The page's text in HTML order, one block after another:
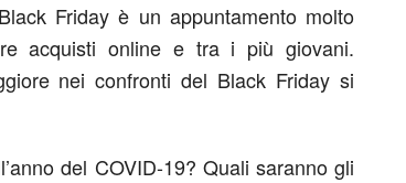
Friday è un appuntamento molto
acquisti online e tra i più giovani.
nei confronti del Black Friday si
del COVID-19? Quali saranno gli